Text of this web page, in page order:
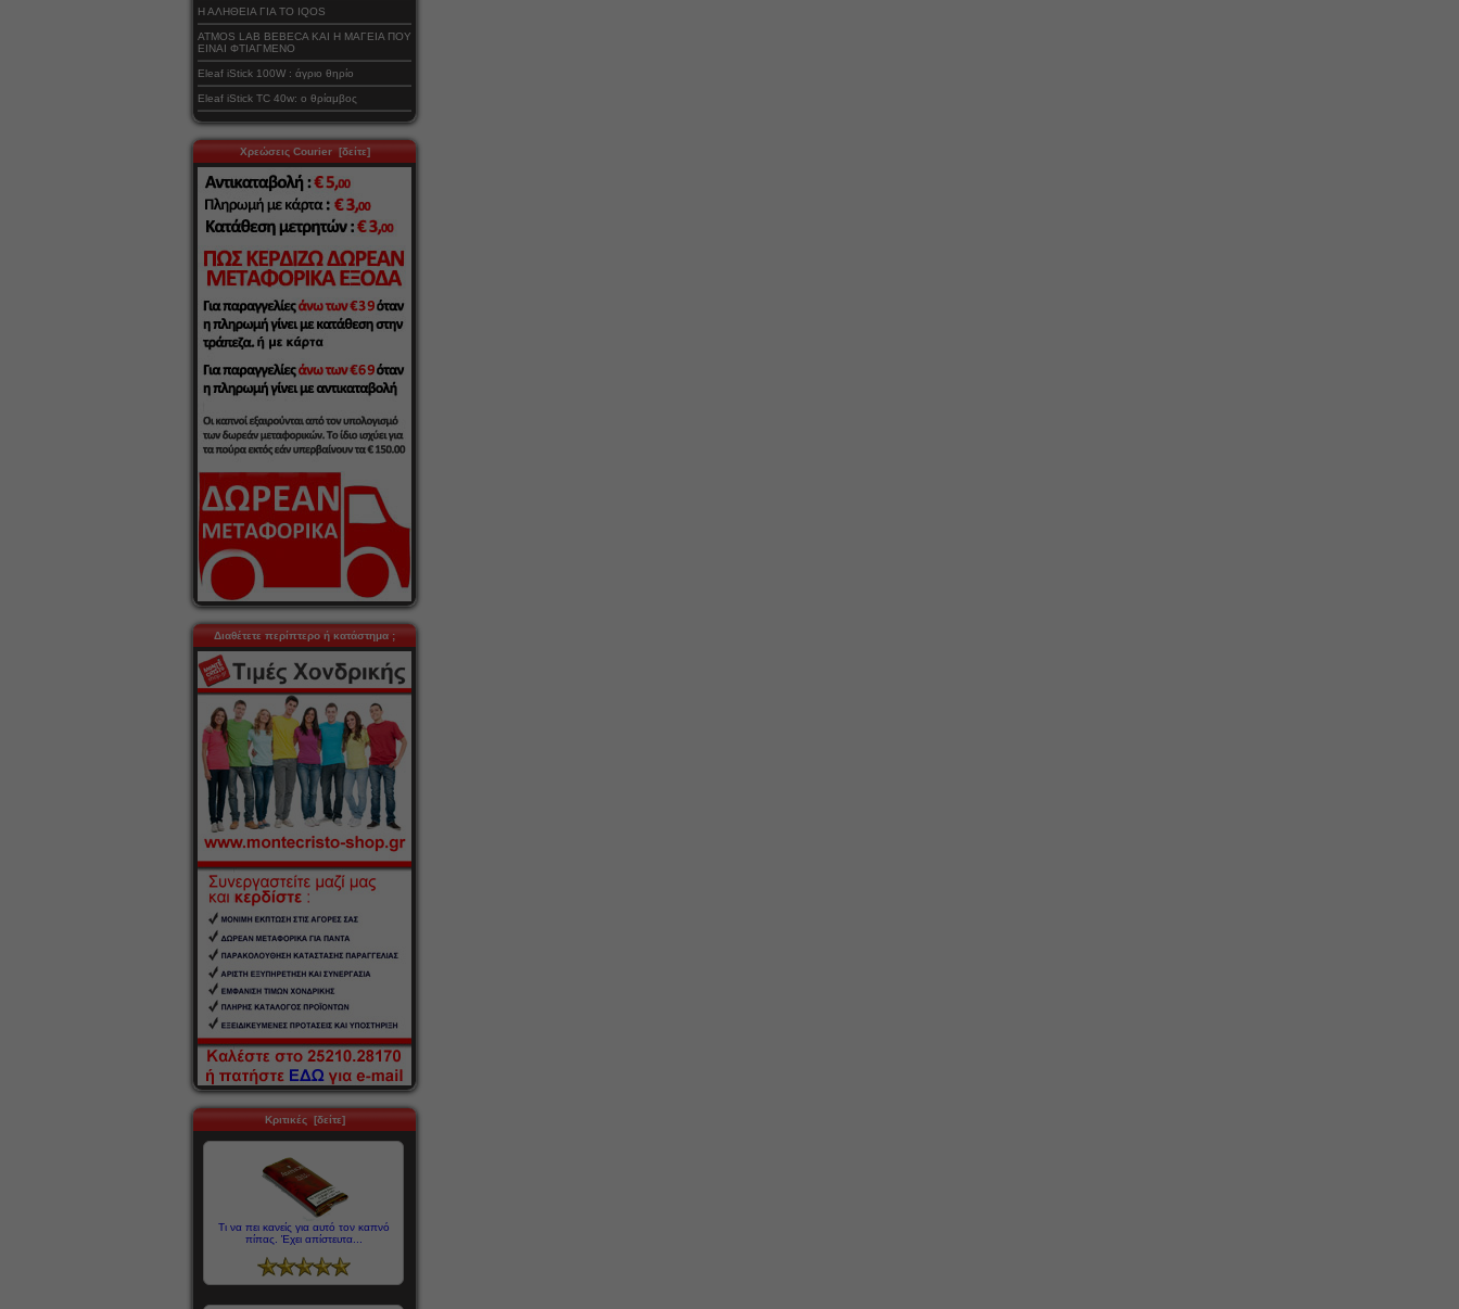
Η ΑΛΗΘΕΙΑ ΓΙΑ ΤΟ IQOS
ATMOS LAB BEBECA ΚΑΙ Η ΜΑΓΕΙΑ ΠΟΥ
ΕΙΝΑΙ ΦΤΙΑΓΜΕΝΟ
Eleaf iStick 100W : άγριο θηρίο
Eleaf iStick TC 40w: ο θρίαμβος
Χρεώσεις Courier [δείτε]
Διαθέτετε περίπτερο ή κατάστημα ;
Κριτικές [δείτε]
Τι να πει κανείς για αυτό τον καπνό
πίπας. Έχει απίστευτα...